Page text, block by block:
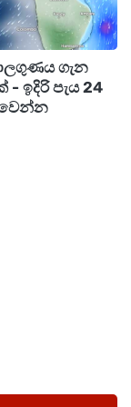
ඝාතනය
චෝදනා
ගිය අතර එහි
ඇති
ගැන
- ඉදිරි පැය 24
වෙන්න